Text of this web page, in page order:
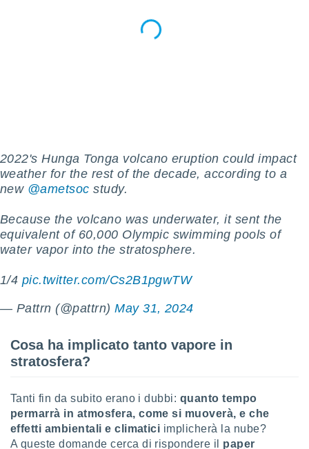
quali la
web,
di
dati
sulla
Per
tuo
dei
facendo
2022's Hunga Tonga volcano eruption could impact
weather for the rest of the decade, according to a
new @ametsoc study.
Because the volcano was underwater, it sent the
equivalent of 60,000 Olympic swimming pools of
water vapor into the stratosphere.
1/4 pic.twitter.com/Cs2B1pgwTW
— Pattrn (@pattrn)May 31, 2024
Cosa ha implicato tanto vapore in
stratosfera?
Tanti fin da subito erano i dubbi: quanto tempo
permarrà in atmosfera, come si muoverà, e che
effetti ambientali e climatici implicherà la nube?
A queste domande cerca di rispondere il paper